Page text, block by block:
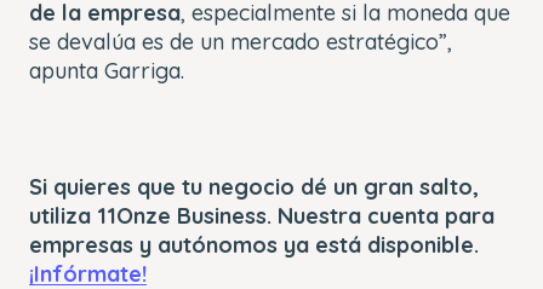
de la empresa, especialmente si la moneda que
se devalúa es de un mercado estratégico”,
apunta Garriga.
Si quieres que tu negocio dé un gran salto,
utiliza 11Onze Business. Nuestra cuenta para
empresas y autónomos ya está disponible.
¡Infórmate!